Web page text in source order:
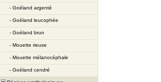
- Goéland argenté
- Goéland leucophée
- Goéland brun
- Mouette rieuse
- Mouette mélanocéphale
- Goéland cendré